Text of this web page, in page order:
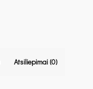
Atsiliepimai (0)